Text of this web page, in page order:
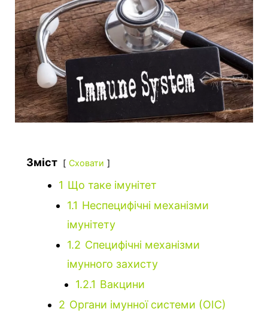
Зміст Сховати
1 Що таке імунітет
1.1 Неспецифічні механізми
імунітету
1.2 Специфічні механізми
імунного захисту
1.2.1 Вакцини
2 Органи імунної системи (ОІС)